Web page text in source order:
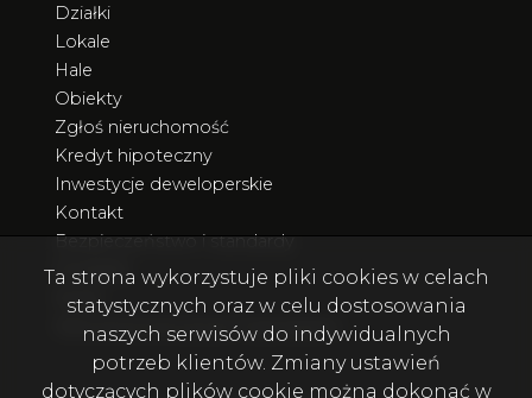
Działki
Lokale
Hale
Obiekty
Zgłoś nieruchomość
Kredyt hipoteczny
Inwestycje deweloperskie
Kontakt
Bezpieczeństwo i standardy
Poradnik
Rodo
Nieruchomości poza Trójmiastem
Ta strona wykorzystuje pliki cookies w celach
statystycznych oraz w celu dostosowania
naszych serwisów do indywidualnych
potrzeb klientów. Zmiany ustawień
dotyczących plików cookie można dokonać w